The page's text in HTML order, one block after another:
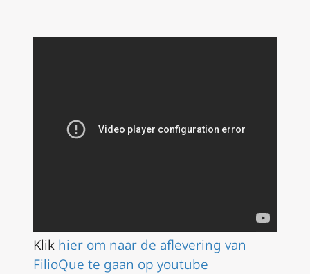
Klik hier om naar de aflevering van
FilioQue te gaan op youtube